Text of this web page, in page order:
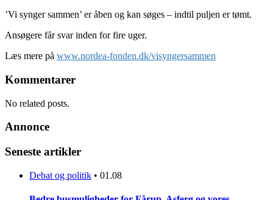
’Vi synger sammen’ er åben og kan søges – indtil puljen er tømt.
Ansøgere får svar inden for fire uger.
Læs mere på www.nordea-fonden.dk/visyngersammen
Kommentarer
No related posts.
Annonce
Seneste artikler
Debat og politik • 01.08